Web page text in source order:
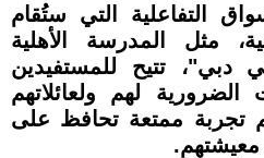
التفاعلية التي ستُقام
مثل المدرسة الأهلية
دبي"، تتيح للمستفيدين
الضرورية لهم ولعائلاتهم
تجربة ممتعة تحافظ على